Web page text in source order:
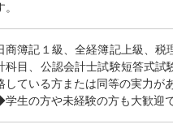
。
商簿記１級、全経簿記上級、税
科目、公認会計士試験短答式試
している方または同等の実力が
生の方や未経験の方も大歓迎で